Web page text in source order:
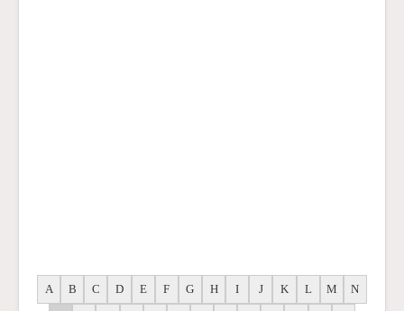
A B C D E F G H I J K L M N